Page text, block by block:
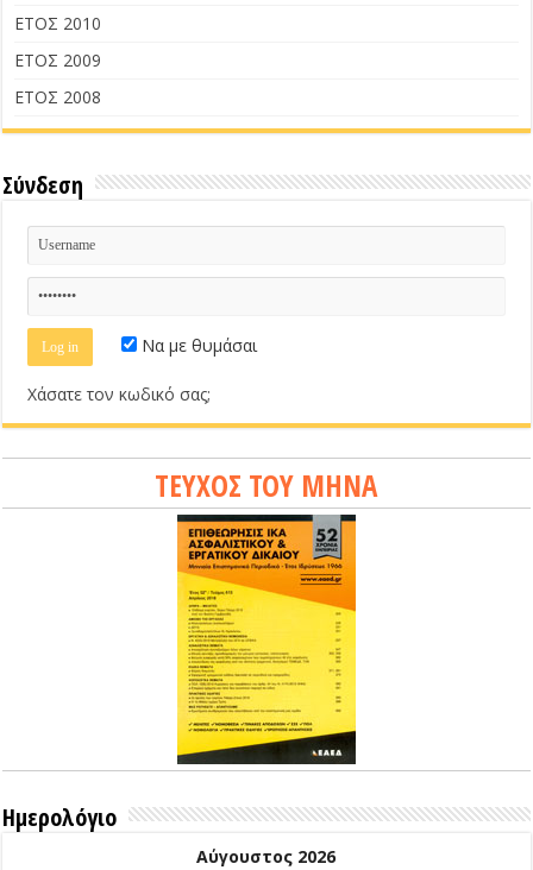
ΕΤΟΣ 2010
ΕΤΟΣ 2009
ΕΤΟΣ 2008
Σύνδεση
Να με θυμάσαι
Χάσατε τον κωδικό σας;
ΤΕΥΧΟΣ ΤΟΥ ΜΗΝΑ
Ημερολόγιο
Αύγουστος 2026